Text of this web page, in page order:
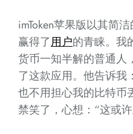
imToken苹果版以其简
赢得了用户的青睐。我
货币一知半解的普通人
了这款应用。他告诉我
也不用担心我的比特币
禁笑了，心想：“这或